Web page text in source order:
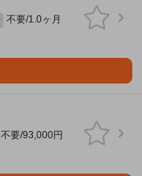
不要/1.0ヶ月
不要/93,000円